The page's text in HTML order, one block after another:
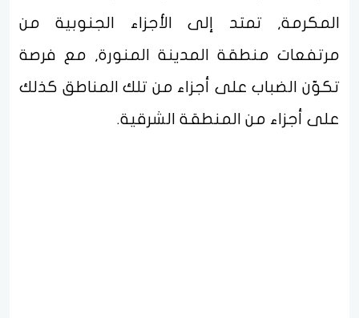
المكرمة, تمتد إلى الأجزاء الجنوبية من
مرتفعات منطقة المدينة المنورة, مع فرصة
تكوّن الضباب على أجزاء من تلك المناطق كذلك
على أجزاء من المنطقة الشرقية.